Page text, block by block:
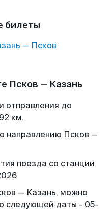
билеты
— Псков
Псков — Казань
отправления до
км.
направлению Псков —
поезда со станции
— Казань, можно
следующей даты - 05-